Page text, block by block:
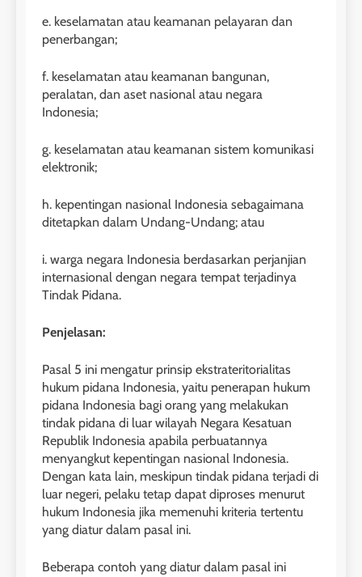
e. keselamatan atau keamanan pelayaran dan
penerbangan;
f. keselamatan atau keamanan bangunan,
peralatan, dan aset nasional atau negara
Indonesia;
g. keselamatan atau keamanan sistem komunikasi
elektronik;
h. kepentingan nasional Indonesia sebagaimana
ditetapkan dalam Undang-Undang; atau
i. warga negara Indonesia berdasarkan perjanjian
internasional dengan negara tempat terjadinya
Tindak Pidana.
Penjelasan:
Pasal 5 ini mengatur prinsip ekstrateritorialitas
hukum pidana Indonesia, yaitu penerapan hukum
pidana Indonesia bagi orang yang melakukan
tindak pidana di luar wilayah Negara Kesatuan
Republik Indonesia apabila perbuatannya
menyangkut kepentingan nasional Indonesia.
Dengan kata lain, meskipun tindak pidana terjadi di
luar negeri, pelaku tetap dapat diproses menurut
hukum Indonesia jika memenuhi kriteria tertentu
yang diatur dalam pasal ini.
Beberapa contoh yang diatur dalam pasal ini